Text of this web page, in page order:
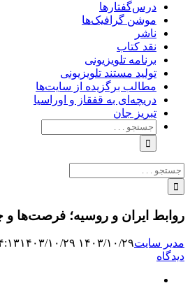
درس‌گفتارها
موشن گرافیک‌ها
ناشر
نقد کتاب
برنامه‌ تلویزیونی
تولید مستند تلویزیونی
مطالب برگزیده از سایت‌ها
دریچه‌ای به قفقاز و اوراسیا
تبریزِ جان
جستجو
برای:
جستجو
برای:
روابط ایران و روسیه؛ فرصت‌ها و
مدیر سایت۱۴۰۳/۱۰/۲۹ ۸:۰۴:۱۳ ۱۴۰۳/۱۰/۲۹
دیدگاه